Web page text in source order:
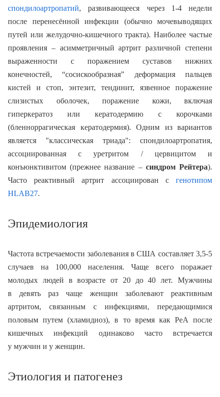
спондилоартропатий, развивающееся через 1-4 недели
после перенесённой инфекции (обычно мочевыводящих
путей или желудочно-кишечного тракта). Наиболее частые
проявления – асимметричный артрит различной степени
выраженности с поражением суставов нижних
конечностей, “сосискообразная” деформация пальцев
кистей и стоп, энтезит, тендинит, язвенное поражение
слизистых оболочек, поражение кожи, включая
гиперкератоз или кератодермию с корочками
(бленноррагическая кератодермия). Одним из вариантов
является "классическая триада": спондилоартропатия,
ассоциированная с уретритом / цервицитом и
конъюнктивитом (прежнее название – синдром Рейтера).
Часто реактивный артрит ассоциирован сгенотипом
HLAB27.
Эпидемиология
Частота встречаемости заболевания в США составляет 3,5-5
случаев на 100,000 населения. Чаще всего поражает
молодых людей в возрасте от 20 до 40 лет. Мужчины
в девять раз чаще женщин заболевают реактивным
артритом, связанным с инфекциями, передающимися
половым путем (хламидиоз), в то время как РеА после
кишечных инфекций одинаково часто встречается
у мужчин и у женщин.
Этиология и патогенез